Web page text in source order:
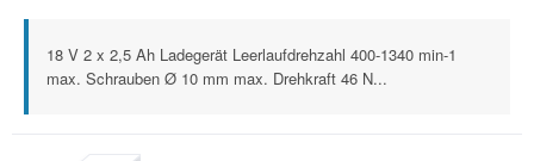
18 V 2 x 2,5 Ah Ladegerät Leerlaufdrehzahl 400-1340 min-1
max. Schrauben Ø 10 mm max. Drehkraft 46 N...